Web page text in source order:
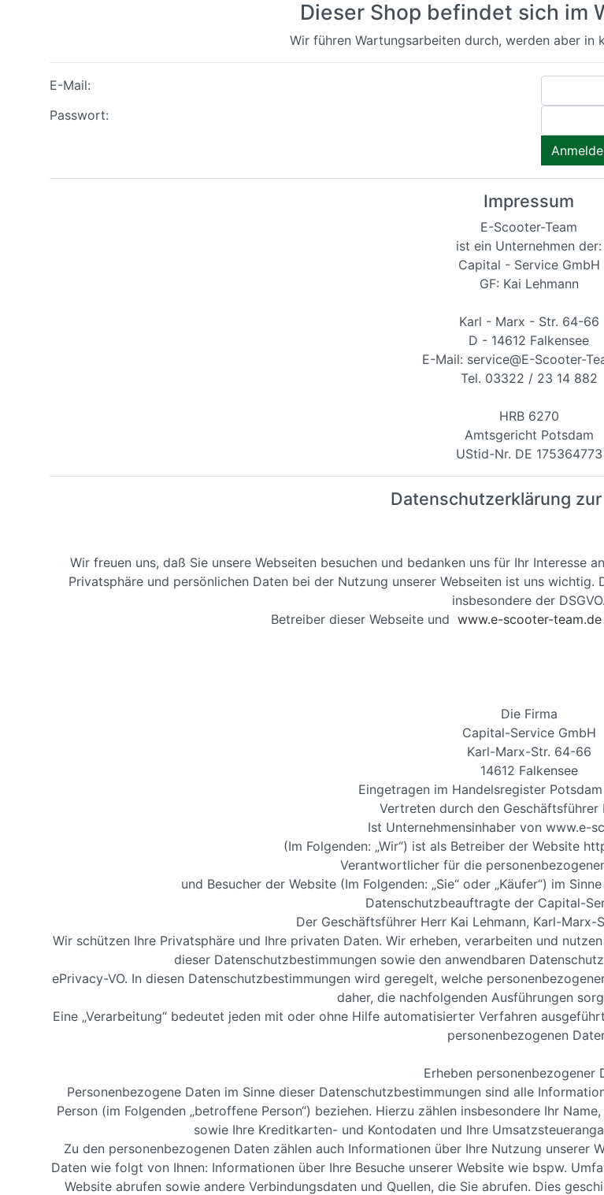
Dieser Shop befindet sich im
Wir führen Wartungsarbeiten durch, werden aber in
E-Mail:
Passwort:
Impressum
E-Scooter-Team
ist ein Unternehmen der:
Capital - Service GmbH
GF: Kai Lehmann
Karl - Marx - Str. 64-66
D - 14612 Falkensee
E-Mail: service@E-Scooter-
Tel. 03322 / 23 14 882
HRB 6270
Amtsgericht Potsdam
UStid-Nr. DE 175364773
Datenschutzerklärung zur
Wir freuen uns, daß Sie unsere Webseiten besuchen und bedanken uns für Ihr Interesse
Privatsphäre und persönlichen Daten bei der Nutzung unserer Webseiten ist uns
insbesondere der DSGVO.
Betreiber dieser Webseite undwww.e-scooter-team.de
Die Firma
Capital-Service GmbH
Karl-Marx-Str. 64-66
14612 Falkensee
Eingetragen im Handelsregister
Vertreten durch den Geschäftsführer
Ist Unternehmensinhaber von www.e-
(Im Folgenden: „Wir“) ist als Betreiber der Website
Verantwortlicher für die
und Besucher der Website (Im Folgenden: „Sie“ oder „Käufer“) im
Datenschutzbeauftragte der Capital-
Der Geschäftsführer Herr Kai Lehmann, Karl-Marx-
Wir schützen Ihre Privatsphäre und Ihre privaten Daten. Wir erheben, verarbeiten und
dieser Datenschutzbestimmungen sowie den anwendbaren
ePrivacy-VO. In diesen Datenschutzbestimmungen wird geregelt, welche
daher, die nachfolgenden Ausführungen
Eine „Verarbeitung“ bedeutet jeden mit oder ohne Hilfe automatisierter Verfahren
personenbezogenen
Erheben personenbezogener
Personenbezogene Daten im Sinne dieser Datenschutzbestimmungen sind alle
Person (im Folgenden „betroffene Person“) beziehen. Hierzu zählen insbesondere Ihr
sowie Ihre Kreditkarten- und Kontodaten und Ihre
Zu den personenbezogenen Daten zählen auch Informationen über Ihre Nutzung unserer
Daten wie folgt von Ihnen: Informationen über Ihre Besuche unserer Website wie bspw.
Website abrufen sowie andere Verbindungsdaten und Quellen, die Sie abrufen. Dies